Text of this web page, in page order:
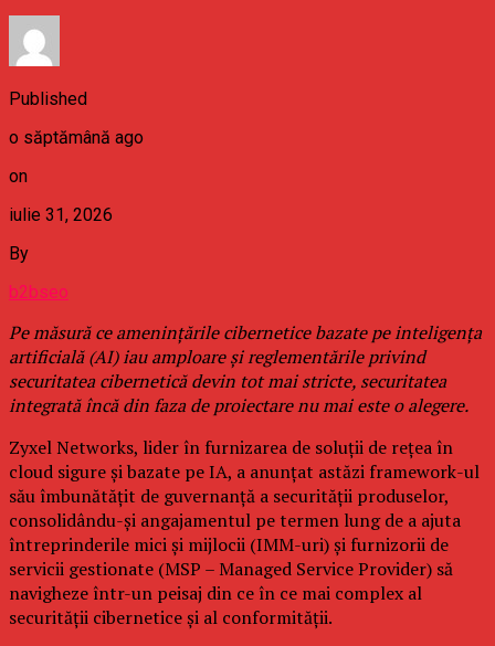
Published
o săptămână ago
on
iulie 31, 2026
By
b2bseo
Pe măsură ce amenințările cibernetice bazate pe inteligența
artificială (AI) iau amploare și reglementările privind
securitatea cibernetică devin tot mai stricte, securitatea
integrată încă din faza de proiectare nu mai este o alegere.
Zyxel Networks, lider în furnizarea de soluții de rețea în
cloud sigure și bazate pe IA, a anunțat astăzi framework-ul
său îmbunătățit de guvernanță a securității produselor,
consolidându-și angajamentul pe termen lung de a ajuta
întreprinderile mici și mijlocii (IMM-uri) și furnizorii de
servicii gestionate (MSP – Managed Service Provider) să
navigheze într-un peisaj din ce în ce mai complex al
securității cibernetice și al conformității.